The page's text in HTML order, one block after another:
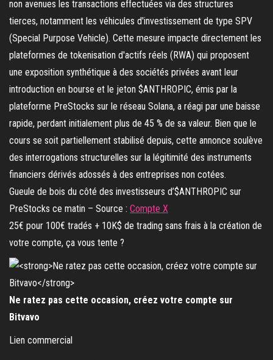
Gueule de bois du côté des investisseurs d’$ANTHROPIC sur
PreStocks ce matin – Source : Compte X
25€ pour 100€ tradés + 10K$ de trading sans frais à la création de
votre compte, ça vous tente ?
Ne ratez pas cette occasion, créez votre compte sur
Bitvavo
Lien commercial